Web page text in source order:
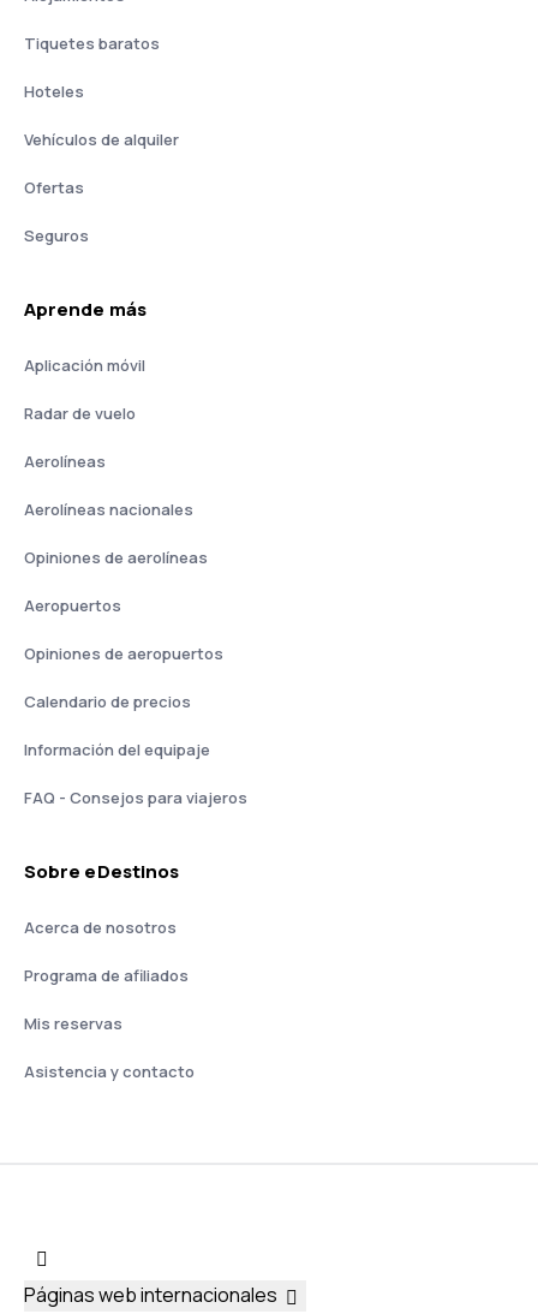
Tiquetes baratos
Hoteles
Vehículos de alquiler
Ofertas
Seguros
Aprende más
Aplicación móvil
Radar de vuelo
Aerolíneas
Aerolíneas nacionales
Opiniones de aerolíneas
Aeropuertos
Opiniones de aeropuertos
Calendario de precios
Información del equipaje
FAQ - Consejos para viajeros
Sobre eDestinos
Acerca de nosotros
Programa de afiliados
Mis reservas
Asistencia y contacto
Páginas web internacionales